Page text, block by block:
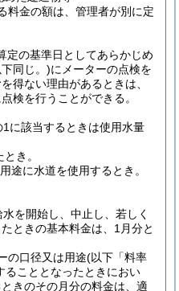
料金の額は、管理者が別に定
定の基準日としてあらかじめ
同じ。)にメーターの点検を
得ない理由があるときは、
検を行うことができる。
1に該当するときは使用水量
き。
途に水道を使用するとき。
を開始し、中止し、若しく
ときの基本料金は、1月分と
の口径又は用途(以下「料率
ることとなったときにおい
きのその月分の料金は、適